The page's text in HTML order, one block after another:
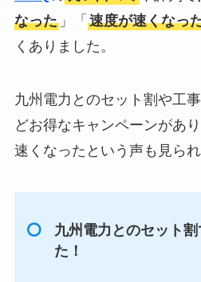
なった」「 速度が速くなっ
くありました。
九州電力とのセット割や工
どお得なキャンペーンがあ
速くなったという声も見られ
九州電力とのセット
た！